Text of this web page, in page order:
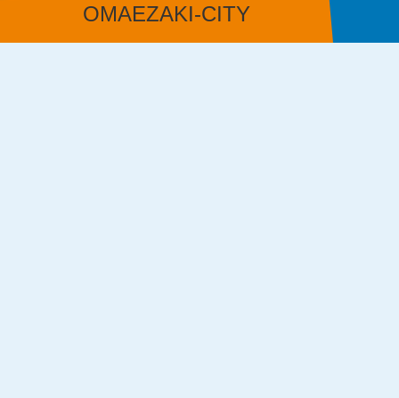
OMAEZAKI-CITY